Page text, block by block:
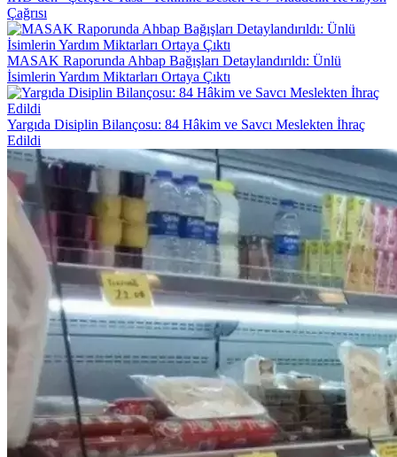
Çağrısı
MASAK Raporunda Ahbap Bağışları Detaylandırıldı: Ünlü
İsimlerin Yardım Miktarları Ortaya Çıktı
Yargıda Disiplin Bilançosu: 84 Hâkim ve Savcı Meslekten İhraç
Edildi